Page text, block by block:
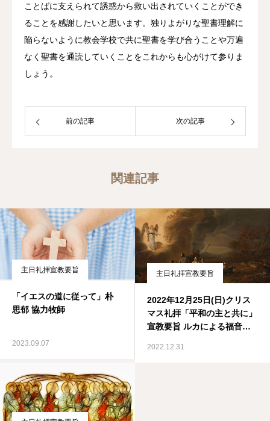
ことばに支えられて誘惑から救い出されていくことができ
ることを感謝したいと思います。独りよがりな聖書理解に
陥らないように教会学校で共に聖書を学び合うことや万遍
なく聖書を通読していくことをこれからも心がけて参りま
しょう。
前の記事 次の記事
関連記事
主日礼拝宣教要旨
「イエスの道に従って」朴
思郁 協力牧師
2023.09.07
主日礼拝宣教要旨
2022年12月25日(日)クリス
マス礼拝「平和の主と共に」
宣教要旨 ルカによる福音書 2
2022.12.31